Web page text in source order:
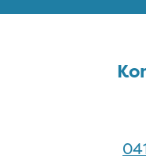
Kontakta oss